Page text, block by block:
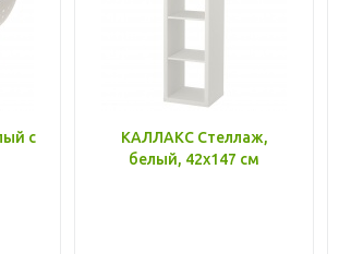
с
КАЛЛАКС Стеллаж,
белый, 42x147 см